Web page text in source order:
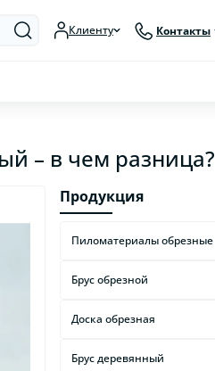
Клиенту Контакты
– в чем разница?
Продукция
Пиломатериалы обрезные
Брус обрезной
Доска обрезная
Брус деревянный